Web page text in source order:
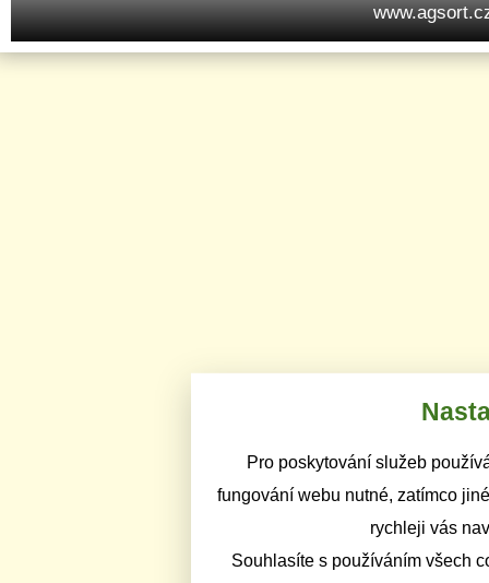
Pro poskytování služeb
fungování webu nutné, zatímco
rychleji vás
Souhlasíte s používáním všech